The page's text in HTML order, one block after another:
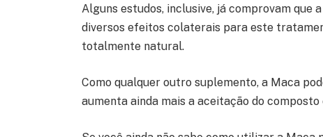
Alguns estudos, inclusive, já comprovam que a
diversos efeitos colaterais para este
totalmente natural.
Como qualquer outro suplemento, a Maca
aumenta ainda mais a aceitação do